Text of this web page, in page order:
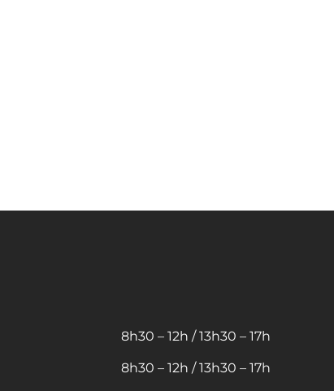
8h30 – 12h / 13h30 – 17h
8h30 – 12h / 13h30 – 17h